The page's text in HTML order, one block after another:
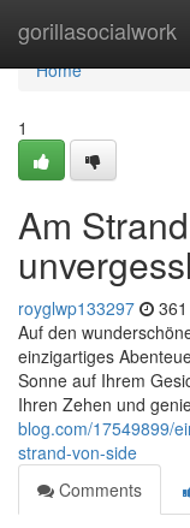
gorillasocialwork
Home
Home
1
Am
royglwp133297
Auf den
einzigartiges
Sonne auf Ihrem
Ihren Zehen und
blog.com/17549899/
strand-von-side
Comments